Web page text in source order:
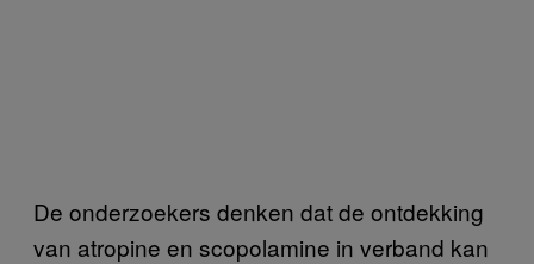
De onderzoekers denken dat de ontdekking
van atropine en scopolamine in verband kan